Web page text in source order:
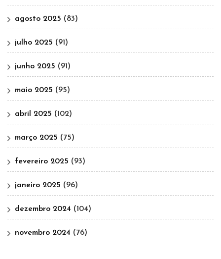
agosto 2025 (83)
julho 2025 (91)
junho 2025 (91)
maio 2025 (95)
abril 2025 (102)
março 2025 (75)
fevereiro 2025 (93)
janeiro 2025 (96)
dezembro 2024 (104)
novembro 2024 (76)